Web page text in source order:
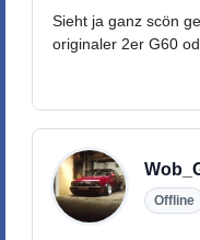
Sieht ja ganz scön
originaler 2er G60
Offline